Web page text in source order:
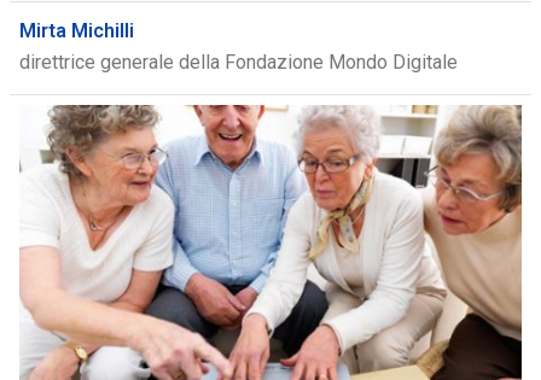
Mirta Michilli
direttrice generale della Fondazione Mondo Digitale